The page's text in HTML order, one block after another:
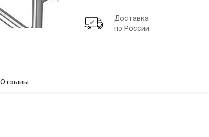
Доставка
по России
Отзывы